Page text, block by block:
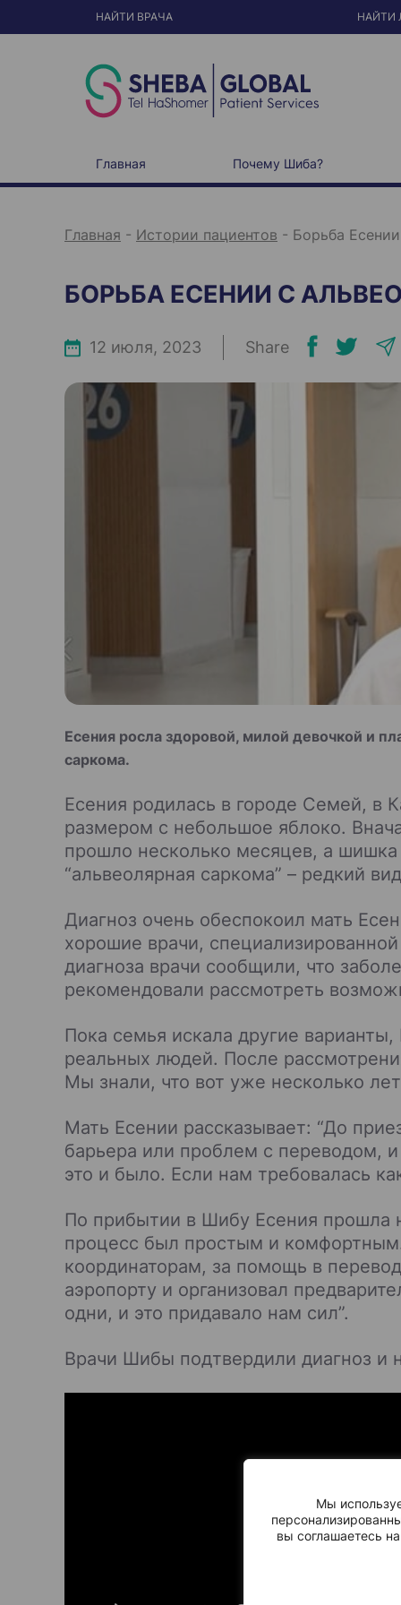
Мы
вы соглашаетесь
p
НАЙТИ ВРАЧА НАЙТИ
Главная Почему Шиба?
Главная - Истории пациентов - Борьба
БОРЬБА ЕСЕНИИ С
12 июля, 2023 Share
Есения росла здоровой, милой девочкой и
саркома.
Есения родилась в городе Семей, в
размером с небольшое яблоко.
прошло несколько месяцев, а шишка
“альвеолярная саркома” – редкий
Диагноз очень обеспокоил мать
хорошие врачи,
диагноза врачи сообщили, что
рекомендовали рассмотреть
Пока семья искала другие
реальных людей. После
Мы знали, что вот уже несколько
Мать Есении рассказывает: “До
барьера или проблем с переводом,
это и было. Если нам требовалась
По прибытии в Шибу Есения прошла
процесс был простым и
координаторам, за помощь в
аэропорту и организовал
одни, и это придавало нам сил”.
Врачи Шибы подтвердили диагноз и